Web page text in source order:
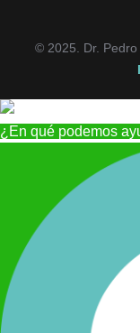
© 2025. Dr. Pedro
¿En qué podemos